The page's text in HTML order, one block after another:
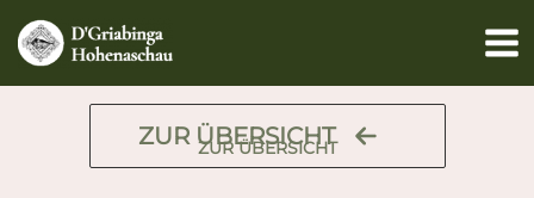
Inhalt
springen
ZUR ÜBERSICHT
ZUR ÜBERSICHT